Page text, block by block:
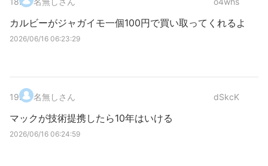
カルビーがジャガイモ一個100円で買い取ってくれるよ
2026/06/16 06:23:29
19. 名無しさん dSkcK
マックが技術提携したら10年はいける
2026/06/16 06:24:59